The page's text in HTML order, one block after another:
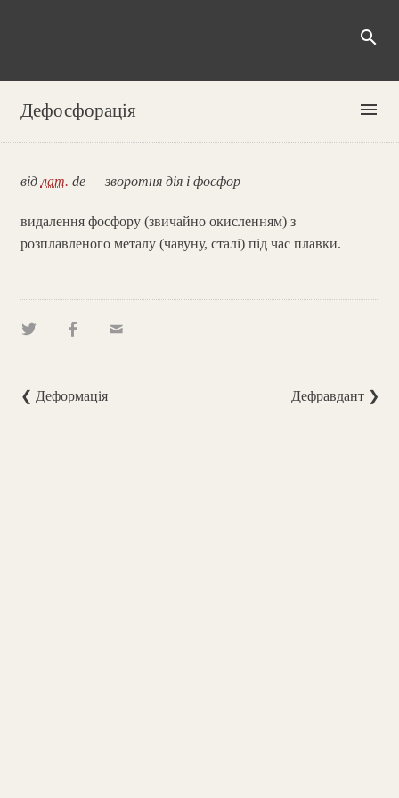
search
Дефосфорація menu
від лат. de — зворотня дія і фосфор
видалення фосфору (звичайно окисленням) з
розплавленого металу (чавуну, сталі) під час плавки.
❮ Деформація Дефравдант ❯